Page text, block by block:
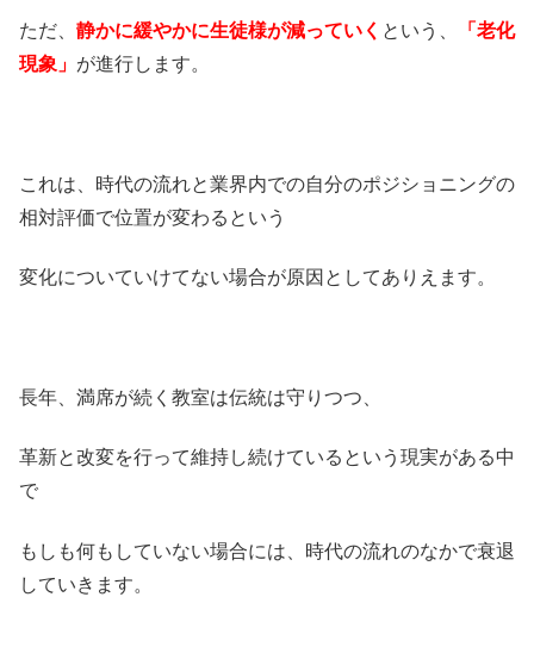
ただ、 静かに緩やかに生徒様が減っていく という、
「老化
現象」 が進行します。
これは、時代の流れと業界内での自分のポジショニングの
相対評価で位置が変わるという
変化についていけてない場合が原因としてありえます。
長年、満席が続く教室は伝統は守りつつ、
革新と改変を行って維持し続けているという現実がある中
で
もしも何もしていない場合には、時代の流れのなかで衰退
していきます。